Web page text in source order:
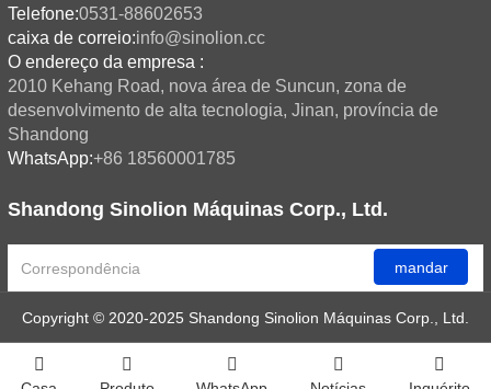
Telefone:0531-88602653
caixa de correio:info@sinolion.cc
O endereço da empresa :
2010 Kehang Road, nova área de Suncun, zona de
desenvolvimento de alta tecnologia, Jinan, província de
Shandong
WhatsApp:+86 18560001785
Shandong Sinolion Máquinas Corp., Ltd.
mandar
Copyright © 2020-2025 Shandong Sinolion Máquinas Corp., Ltd.
Suporte técnico:Huazhicloud
Index